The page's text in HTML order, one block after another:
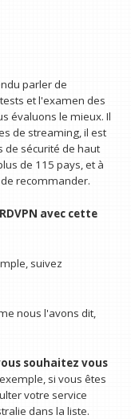
parler de
et l'examen des
évaluons le mieux. Il
de streaming, il est
de sécurité de haut
de 115 pays, et à
recommander.
avec cette
suivez
nous l'avons dit,
souhaitez vous
si vous êtes
votre service
dans la liste.